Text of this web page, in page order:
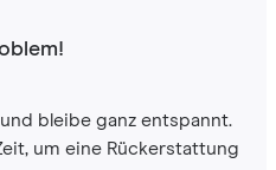
bleibe ganz entspannt.
um eine Rückerstattung